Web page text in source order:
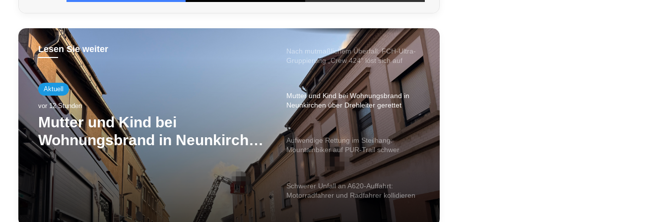
Lesen Sie weiter
Aktuell
vor 12 Stunden
Mutter und Kind bei
Wohnungsbrand in Neunkirchen
über Drehleiter gerettet
Nach mutmaßlichem Überfall: FCH-Ultra-
Gruppierung „Crew 424“ löst sich auf
Mutter und Kind bei Wohnungsbrand in
Neunkirchen über Drehleiter gerettet
Aufwendige Rettung im Steilhang:
Mountainbiker auf PUR-Trail schwer
gestürzt
Schwerer Unfall an A620-Auffahrt:
Motorradfahrer und Radfahrer kollidieren